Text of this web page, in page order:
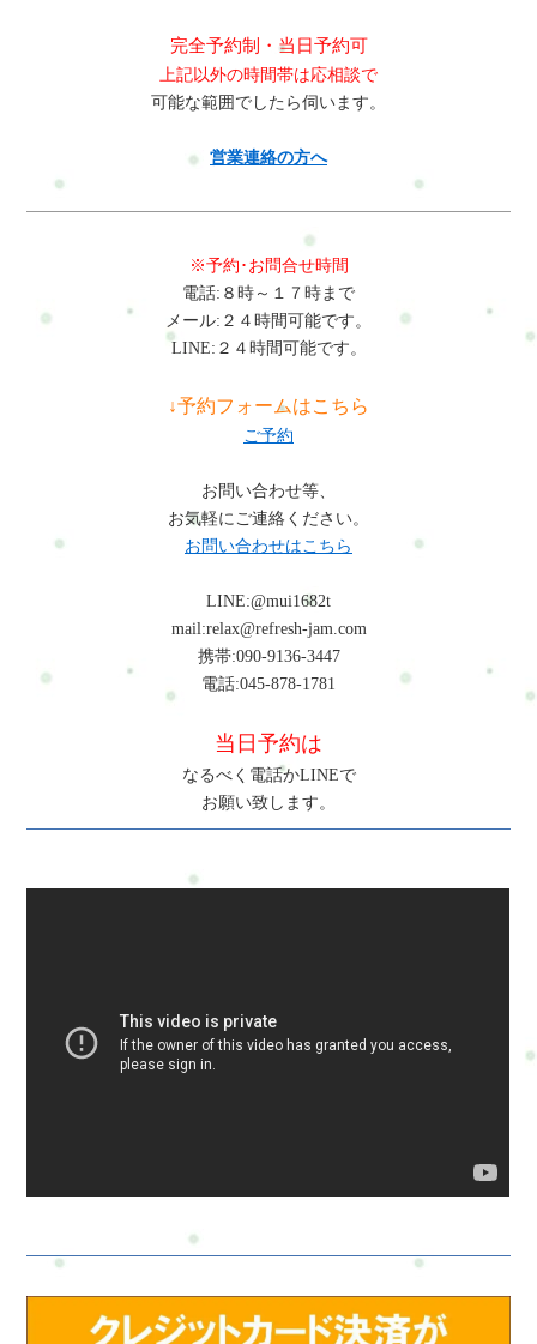
完全予約制・当日予約可
上記以外の時間帯は応相談で
可能な範囲でしたら伺います。
営業連絡の方へ
※予約･お問合せ時間
電話:８時～１７時まで
メール:２４時間可能です。
LINE:２４時間可能です。
↓予約フォームはこちら
ご予約
お問い合わせ等、
お気軽にご連絡ください。
お問い合わせはこちら
LINE:@mui1682t
mail:relax@refresh-jam.com
携帯:090-9136-3447
電話:045-878-1781
当日予約は
なるべく電話かLINEで
お願い致します。